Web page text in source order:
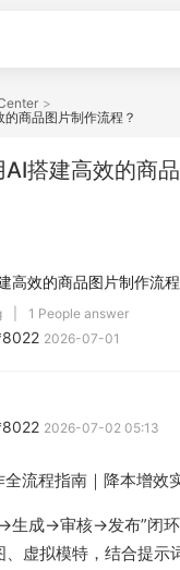
>
商品图片制作流程？
搭建高效的商
高效的商品图片制作流程
1 People answer
2026-07-01
2026-07-02 05:13
流程指南｜降本增效
生成→审核→发布”闭
虚拟模特，结合提示